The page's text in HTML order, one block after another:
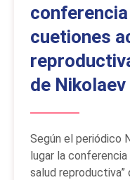
cuetiones
de Nikolaev
Según el periódico
lugar la
salud reproductiva”